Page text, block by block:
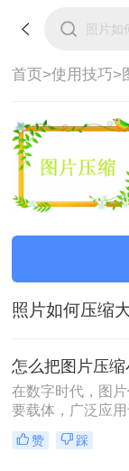
首页>使用技巧>
照片如何压缩
在数字时代，图
要载体，广泛应
文档、在线购物等
高清图片往往伴随
赞 踩